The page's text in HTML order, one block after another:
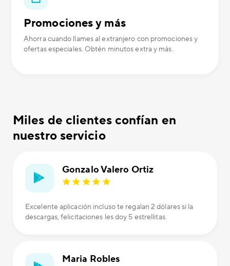
Promociones y más
Ahorra cuando llames al extranjero con promociones y
ofertas especiales. Obtén minutos extra y más.
Miles de clientes confían en
nuestro servicio
Gonzalo Valero Ortiz
Excelente aplicación incluso te regalan 2 dólares si la
descargas, felicitaciones les doy 5 estrellitas.
Maria Robles